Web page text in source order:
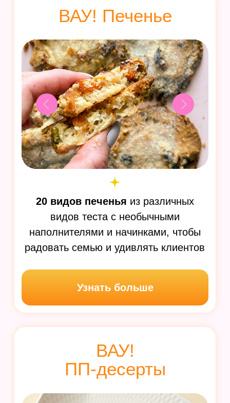
выручалочка, когда хочется
удивить близких и побаловать
12 видов сладкой выпечки:
синнабоны, плетенки, булочки,
пончики и др. 8 видов несладкой
выпечки: пироги, хачапури, косички,
пицца и др
Узнать больше
Пироги для всей семьи: закрытые
и тарт-татен. Мини-десерты:
печенье, пирожные, капкейки.
Фирменные торты и десерты
с изюминкой: торты, меренговый
рулет и чизкейк
Десерты-хиты: 25
рецептов, от которых
все без ума